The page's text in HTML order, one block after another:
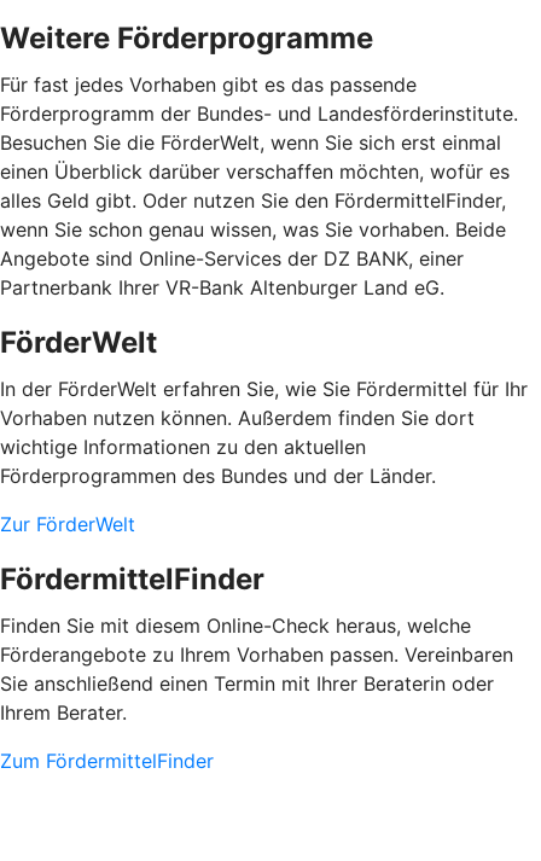
Weitere Förderprogramme
Für fast jedes Vorhaben gibt es das passende
Förderprogramm der Bundes- und Landesförderinstitute.
Besuchen Sie die FörderWelt, wenn Sie sich erst einmal
einen Überblick darüber verschaffen möchten, wofür es
alles Geld gibt. Oder nutzen Sie den FördermittelFinder,
wenn Sie schon genau wissen, was Sie vorhaben. Beide
Angebote sind Online-Services der DZ BANK, einer
Partnerbank Ihrer VR-Bank Altenburger Land eG.
FörderWelt
In der FörderWelt erfahren Sie, wie Sie Fördermittel für Ihr
Vorhaben nutzen können. Außerdem finden Sie dort
wichtige Informationen zu den aktuellen
Förderprogrammen des Bundes und der Länder.
Zur FörderWelt
FördermittelFinder
Finden Sie mit diesem Online-Check heraus, welche
Förderangebote zu Ihrem Vorhaben passen. Vereinbaren
Sie anschließend einen Termin mit Ihrer Beraterin oder
Ihrem Berater.
Zum FördermittelFinder